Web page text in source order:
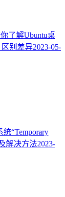
了解Ubuntu桌
区别差异2023-05-
“Temporary
解决方法2023-